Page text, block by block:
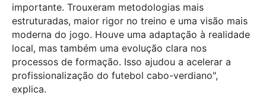
importante. Trouxeram metodologias mais
estruturadas, maior rigor no treino e uma visão mais
moderna do jogo. Houve uma adaptação à realidade
local, mas também uma evolução clara nos
processos de formação. Isso ajudou a acelerar a
profissionalização do futebol cabo-verdiano",
explica.